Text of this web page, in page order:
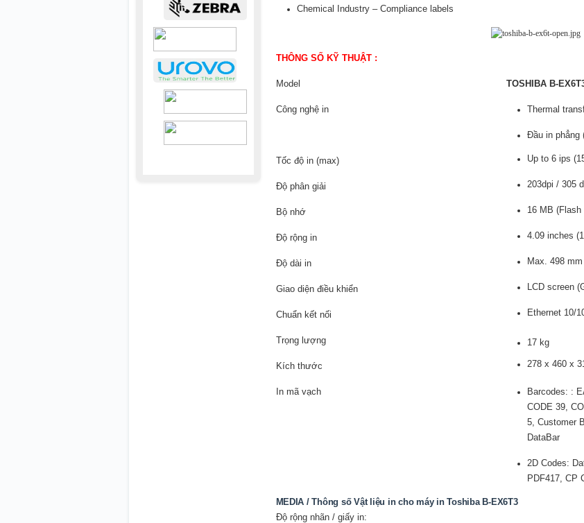
Chemical Industry – Compliance labels
THÔNG SỐ KỸ THUẬT :
Model TOSHIBA B-
Công nghệ in Thermal
Đầu in phẳng
Tốc độ in (max) Up to 6 ips
Độ phân giải 203dpi / 305
Bộ nhớ 16 MB
Độ rộng in 4.09 inches
Độ dài in Max. 498 mm
Giao diện điều khiển LCD screen
Chuẩn kết nối Ethernet 10/
Trọng lượng 17 kg
Kích thước 278 x 460 x
In mã vạch
Barcodes: :
CODE 39,
5, Customer
DataBar
2D Codes:
PDF417, CP
MEDIA / Thông số Vật liệu in cho máy in Toshiba B-EX6T3
Độ rộng nhãn / giấy in: